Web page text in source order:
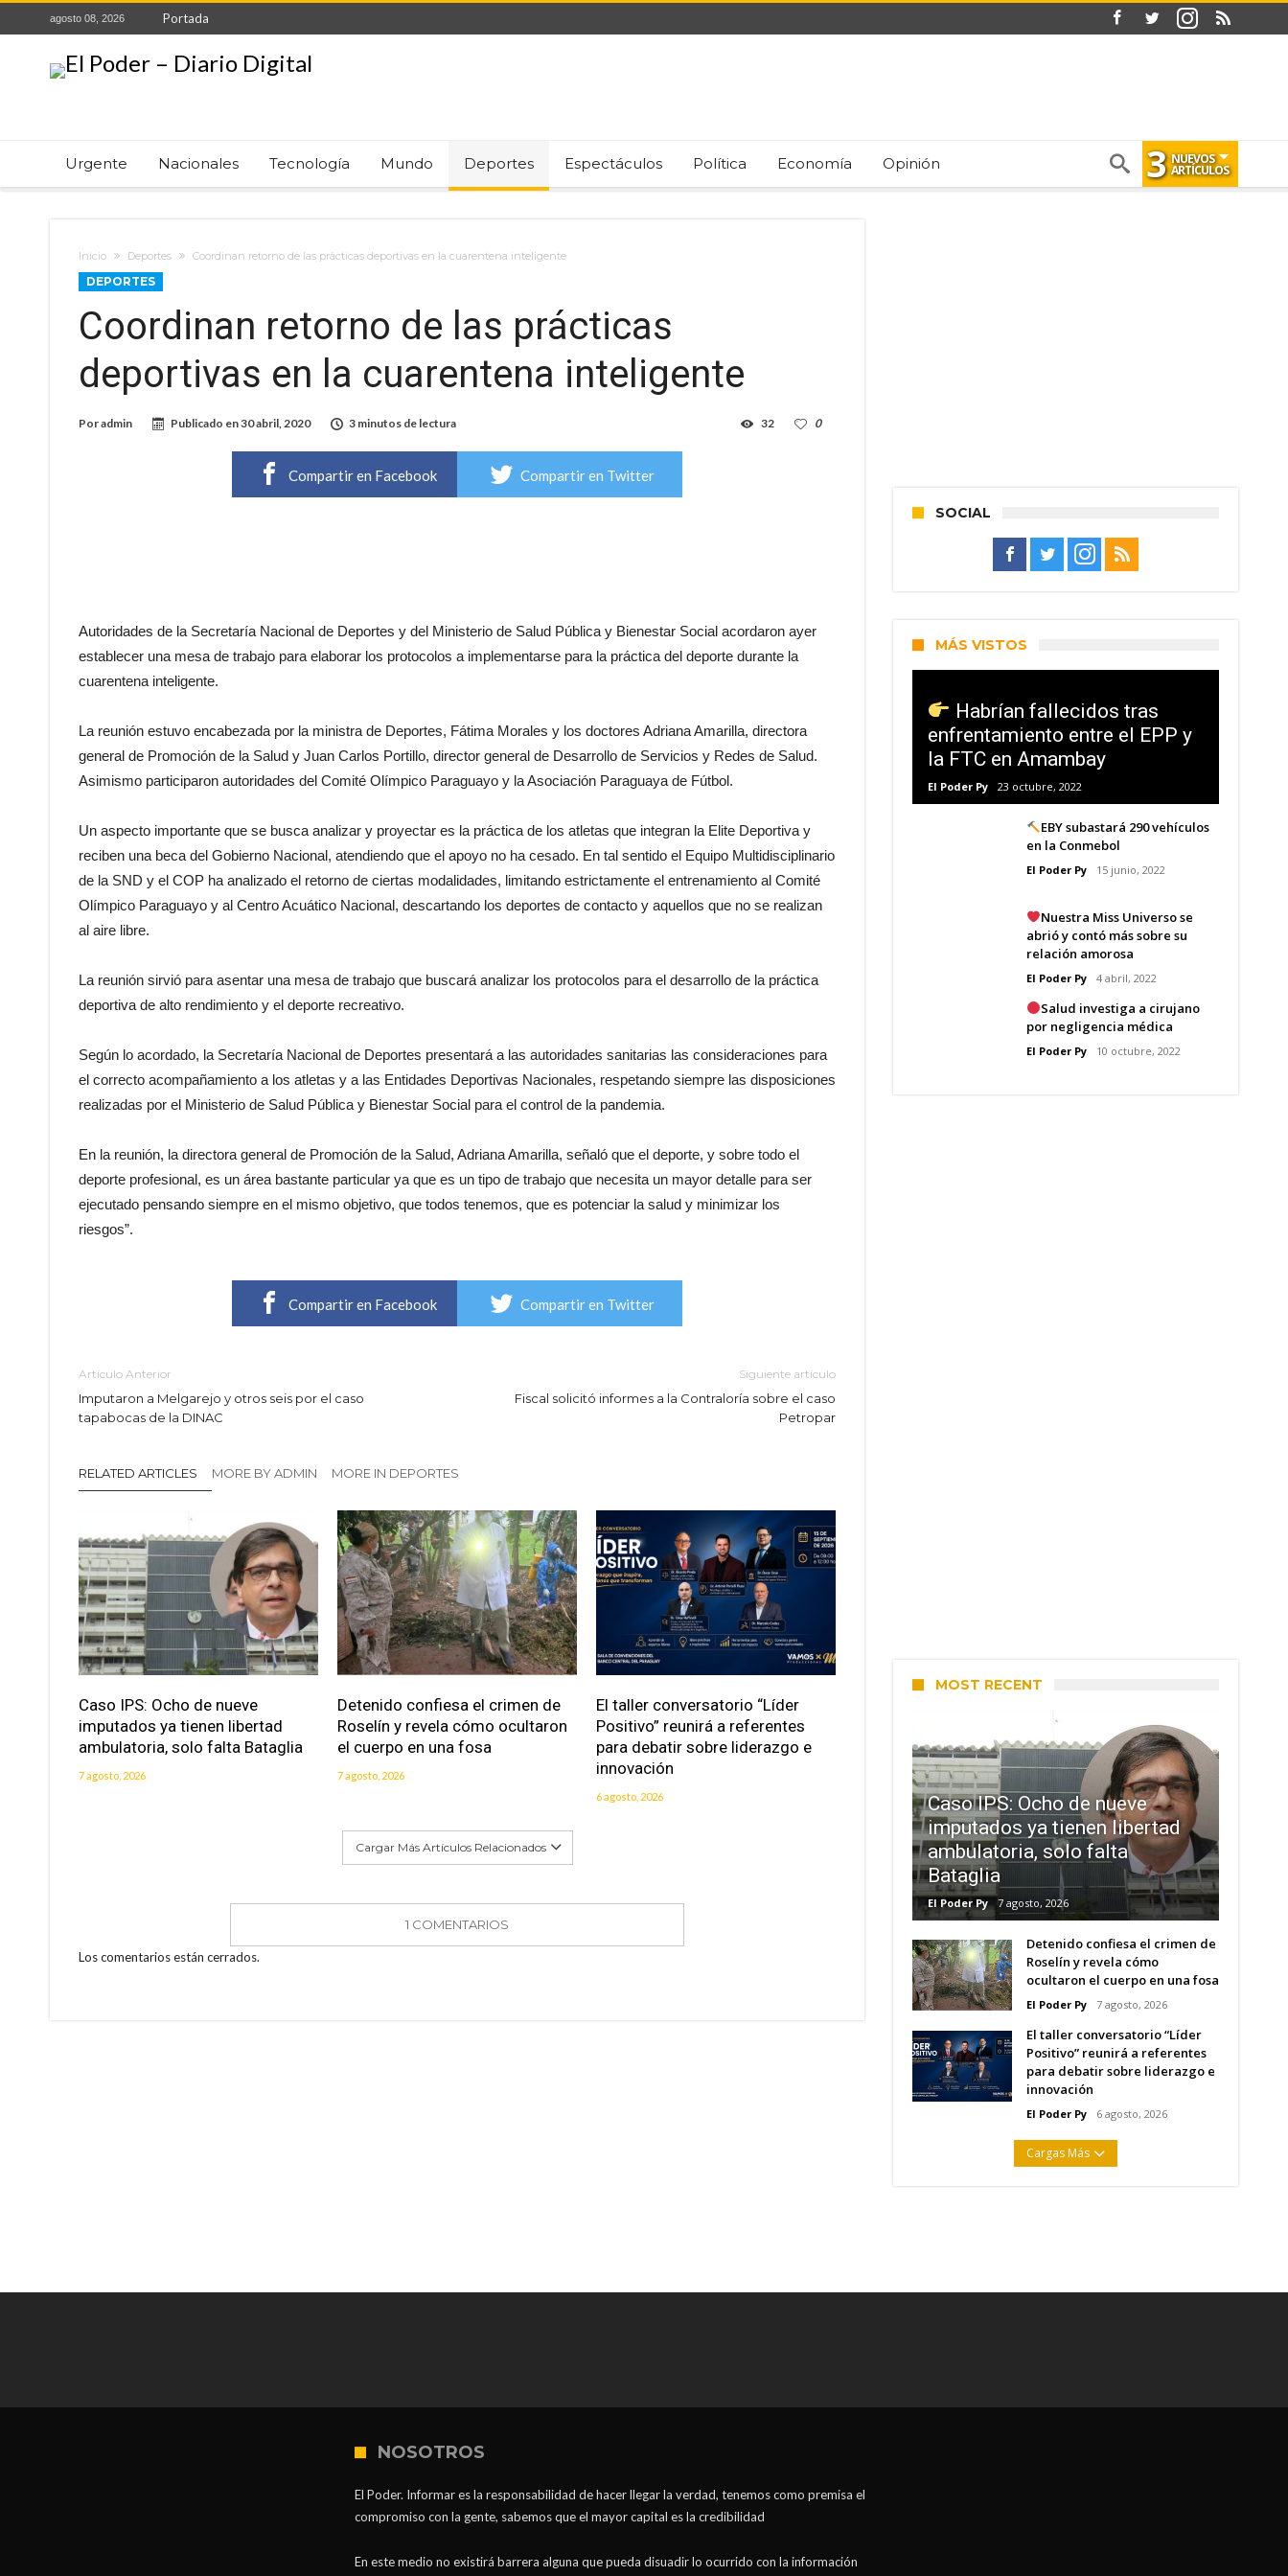
agosto 08, 2026 Portada
Urgente Nacionales Tecnología Mundo Deportes Espectáculos Política Economía Opinión 3 NUEVOS
ARTÍCULOS
Inicio Deportes Coordinan retorno de las prácticas deportivas en la cuarentena inteligente
DEPORTES
Coordinan retorno de las prácticas
deportivas en la cuarentena inteligente
Poradmin Publicado en30 abril, 2020 3 minutos de lectura 0
32
Compartir en Facebook Compartir en Twitter
Autoridades de la Secretaría Nacional de Deportes y del Ministerio de Salud Pública y Bienestar Social acordaron ayer
establecer una mesa de trabajo para elaborar los protocolos a implementarse para la práctica del deporte durante la
cuarentena inteligente.
La reunión estuvo encabezada por la ministra de Deportes, Fátima Morales y los doctores Adriana Amarilla, directora
general de Promoción de la Salud y Juan Carlos Portillo, director general de Desarrollo de Servicios y Redes de Salud.
Asimismo participaron autoridades del Comité Olímpico Paraguayo y la Asociación Paraguaya de Fútbol.
Un aspecto importante que se busca analizar y proyectar es la práctica de los atletas que integran la Elite Deportiva y
reciben una beca del Gobierno Nacional, atendiendo que el apoyo no ha cesado. En tal sentido el Equipo Multidisciplinario
de la SND y el COP ha analizado el retorno de ciertas modalidades, limitando estrictamente el entrenamiento al Comité
Olímpico Paraguayo y al Centro Acuático Nacional, descartando los deportes de contacto y aquellos que no se realizan
al aire libre.
La reunión sirvió para asentar una mesa de trabajo que buscará analizar los protocolos para el desarrollo de la práctica
deportiva de alto rendimiento y el deporte recreativo.
Según lo acordado, la Secretaría Nacional de Deportes presentará a las autoridades sanitarias las consideraciones para
el correcto acompañamiento a los atletas y a las Entidades Deportivas Nacionales, respetando siempre las disposiciones
realizadas por el Ministerio de Salud Pública y Bienestar Social para el control de la pandemia.
En la reunión, la directora general de Promoción de la Salud, Adriana Amarilla, señaló que el deporte, y sobre todo el
deporte profesional, es un área bastante particular ya que es un tipo de trabajo que necesita un mayor detalle para ser
ejecutado pensando siempre en el mismo objetivo, que todos tenemos, que es potenciar la salud y minimizar los
riesgos”.
Compartir en Facebook Compartir en Twitter
Artículo Anterior
Imputaron a Melgarejo y otros seis por el caso
tapabocas de la DINAC
Siguiente artículo
Fiscal solicitó informes a la Contraloría sobre el caso
Petropar
RELATED ARTICLES MORE BY ADMIN MORE IN DEPORTES
Caso IPS: Ocho de nueve
imputados ya tienen libertad
ambulatoria, solo falta Bataglia
7 agosto, 2026
Detenido confiesa el crimen de
Roselín y revela cómo ocultaron
el cuerpo en una fosa
7 agosto, 2026
El taller conversatorio “Líder
Positivo” reunirá a referentes
para debatir sobre liderazgo e
innovación
6 agosto, 2026
Cargar Más Artículos Relacionados
1 COMENTARIOS
Los comentarios están cerrados.
SOCIAL
MÁS VISTOS
Habrían fallecidos tras
enfrentamiento entre el EPP y
la FTC en Amambay
El Poder Py 23 octubre, 2022
EBY subastará 290 vehículos
en la Conmebol
El Poder Py 15 junio, 2022
Nuestra Miss Universo se
abrió y contó más sobre su
relación amorosa
El Poder Py 4 abril, 2022
Salud investiga a cirujano
por negligencia médica
El Poder Py 10 octubre, 2022
MOST RECENT
Caso IPS: Ocho de nueve
imputados ya tienen libertad
ambulatoria, solo falta
Bataglia
El Poder Py 7 agosto, 2026
Detenido confiesa el crimen de
Roselín y revela cómo
ocultaron el cuerpo en una fosa
El Poder Py 7 agosto, 2026
El taller conversatorio “Líder
Positivo” reunirá a referentes
para debatir sobre liderazgo e
innovación
El Poder Py 6 agosto, 2026
Cargas Más
NOSOTROS
El Poder. Informar es la responsabilidad de hacer llegar la verdad, tenemos como premisa el
compromiso con la gente, sabemos que el mayor capital es la credibilidad
En este medio no existirá barrera alguna que pueda disuadir lo ocurrido con la información